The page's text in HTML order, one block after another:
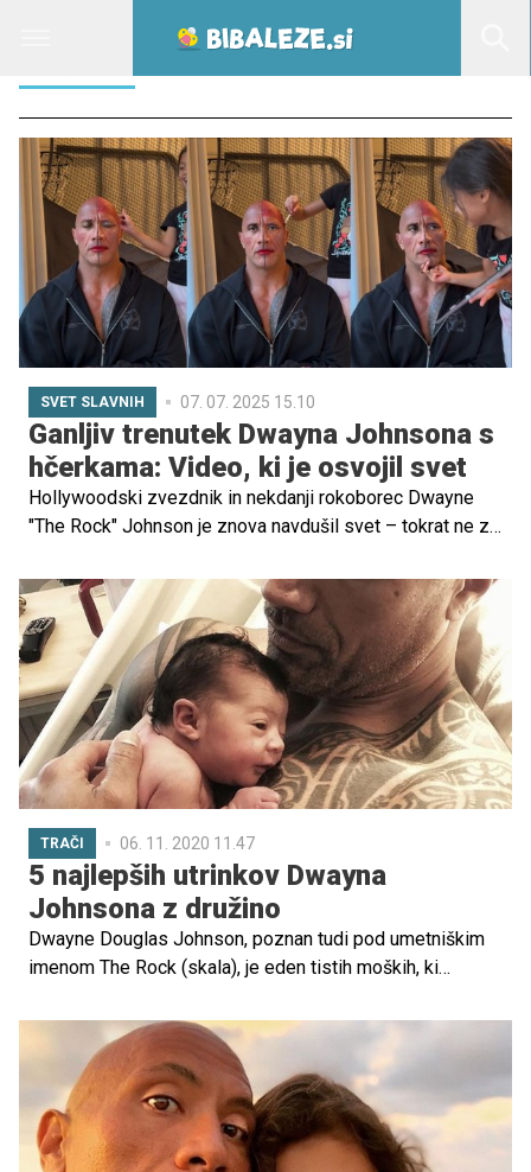
SVET SLAVNIH 07. 07. 2025 15.10
Ganljiv trenutek Dwayna Johnsona s
hčerkama: Video, ki je osvojil svet
Hollywoodski zvezdnik in nekdanji rokoborec Dwayne
"The Rock" Johnson je znova navdušil svet – tokrat ne z
ki ju izkazuje svojima hčerkama. Njegov zadnji video je v
hipu postal viralen in mnogim staršem ogrel srce.
TRAČI 06. 11. 2020 11.47
5 najlepših utrinkov Dwayna
Johnsona z družino
Dwayne Douglas Johnson, poznan tudi pod umetniškim
imenom The Rock (skala), je eden tistih moških, ki
človek po srcu. Robusten 'velikan' je namreč do svojih
treh najljubših žensk ljubeč, nežen in skrben.